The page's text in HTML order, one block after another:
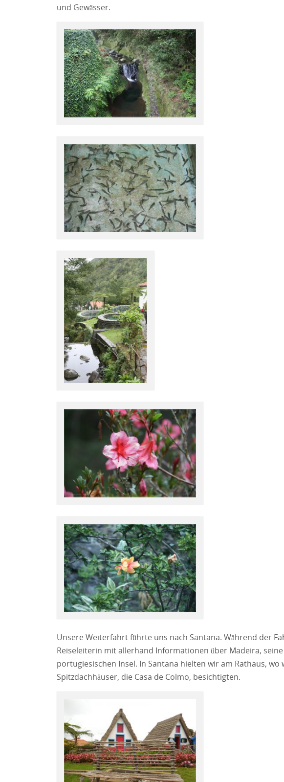
und Gewässer.
Unsere Weiterfahrt führte uns nach Santana. Während der
Reiseleiterin mit allerhand Informationen über Madeira,
portugiesischen Insel. In Santana hielten wir am Rathaus, wo
Spitzdachhäuser, die Casa de Colmo, besichtigten.